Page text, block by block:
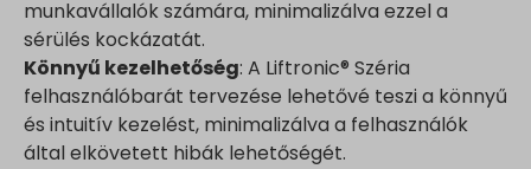
munkavállalók számára, minimalizálva ezzel a
sérülés kockázatát.
Könnyű kezelhetőség: A Liftronic® Széria
felhasználóbarát tervezése lehetővé teszi a könnyű
és intuitív kezelést, minimalizálva a felhasználók
által elkövetett hibák lehetőségét.